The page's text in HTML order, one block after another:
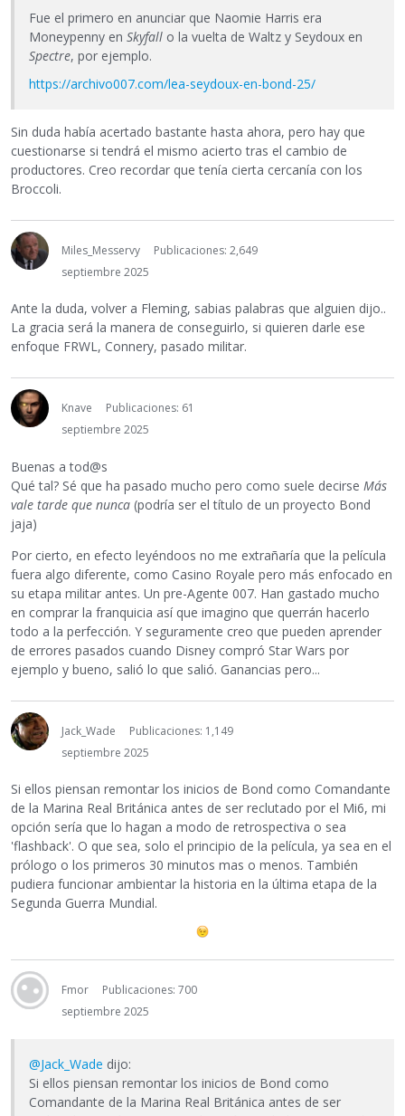
Fue el primero en anunciar que Naomie Harris era
Moneypenny en Skyfall o la vuelta de Waltz y Seydoux en
Spectre, por ejemplo.
https://archivo007.com/lea-seydoux-en-bond-25/
Sin duda había acertado bastante hasta ahora, pero hay que
cuestionarse si tendrá el mismo acierto tras el cambio de
productores. Creo recordar que tenía cierta cercanía con los
Broccoli.
Miles_Messervy
Publicaciones: 2,649
septiembre 2025
Ante la duda, volver a Fleming, sabias palabras que alguien dijo..
La gracia será la manera de conseguirlo, si quieren darle ese
enfoque FRWL, Connery, pasado militar.
Knave
Publicaciones: 61
septiembre 2025
Buenas a tod@s
Qué tal? Sé que ha pasado mucho pero como suele decirse Más
vale tarde que nunca (podría ser el título de un proyecto Bond
jaja)
Por cierto, en efecto leyéndoos no me extrañaría que la película
fuera algo diferente, como Casino Royale pero más enfocado en
su etapa militar antes. Un pre-Agente 007. Han gastado mucho
en comprar la franquicia así que imagino que querrán hacerlo
todo a la perfección. Y seguramente creo que pueden aprender
de errores pasados cuando Disney compró Star Wars por
ejemplo y bueno, salió lo que salió. Ganancias pero...
Jack_Wade
Publicaciones: 1,149
septiembre 2025
Si ellos piensan remontar los inicios de Bond como Comandante
de la Marina Real Británica antes de ser reclutado por el Mi6, mi
opción sería que lo hagan a modo de retrospectiva o sea
'flashback'. O que sea, solo el principio de la película, ya sea en el
prólogo o los primeros 30 minutos mas o menos. También
pudiera funcionar ambientar la historia en la última etapa de la
Segunda Guerra Mundial.
Fmor
Publicaciones: 700
septiembre 2025
@Jack_Wade dijo:
Si ellos piensan remontar los inicios de Bond como
Comandante de la Marina Real Británica antes de ser